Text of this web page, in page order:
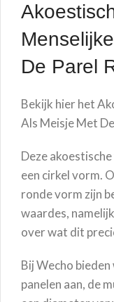
De Parel
Bekijk hier het
Als Meisje Met
Deze
een cirkel vorm.
ronde vorm zijn
waardes,
over wat dit
Bij Wecho
panelen aan, de